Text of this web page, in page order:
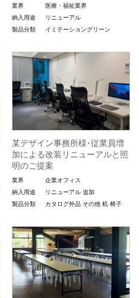
業界
医療・福祉業界
納入用途
リニューアル
製品分類
イミテーショングリーン
某デザイン事務所様･従業員増
加による改装リニューアルと照
明のご提案
業界
企業オフィス
納入用途
リニューアル 追加
製品分類
カタログ外品 その他 机 椅子